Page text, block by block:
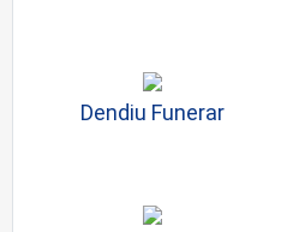
Dendiu Funerar